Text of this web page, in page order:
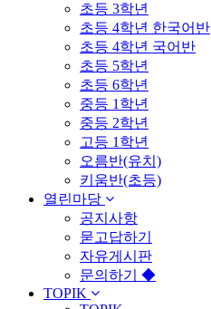
초등 3학년
초등 4학년 한국어반
초등 4학년 국어반
초등 5학년
초등 6학년
중등 1학년
중등 2학년
고등 1학년
오름반(유치)
키움반(초등)
열린마당
공지사항
묻고답하기
자유게시판
문의하기 ◆
TOPIK